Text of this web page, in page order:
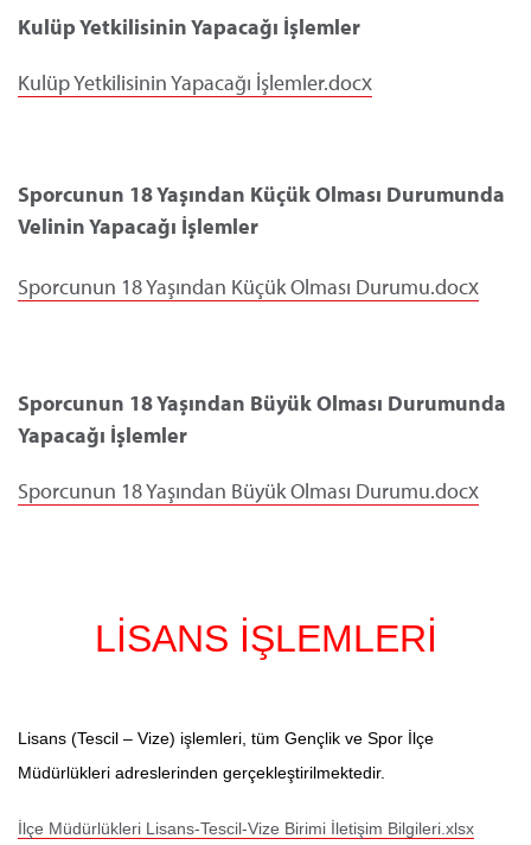
Kulüp Yetkilisinin Yapacağı İşlemler
Kulüp Yetkilisinin Yapacağı İşlemler.docx
Sporcunun 18 Yaşından Küçük Olması Durumunda
Velinin Yapacağı İşlemler
Sporcunun 18 Yaşından Küçük Olması Durumu.docx
Sporcunun 18 Yaşından Büyük Olması Durumunda
Yapacağı İşlemler
Sporcunun 18 Yaşından Büyük Olması Durumu.docx
LİSANS İŞLEMLERİ
Lisans (Tescil – Vize) işlemleri, tüm Gençlik ve Spor İlçe
Müdürlükleri adreslerinden gerçekleştirilmektedir.
İlçe Müdürlükleri Lisans-Tescil-Vize Birimi İletişim Bilgileri.xlsx